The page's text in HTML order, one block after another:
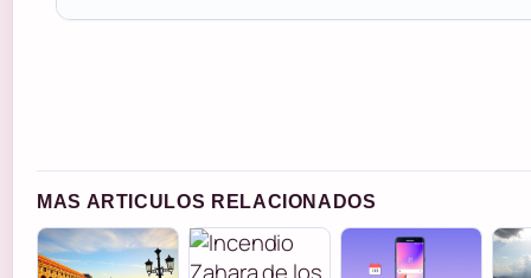
MAS ARTICULOS RELACIONADOS